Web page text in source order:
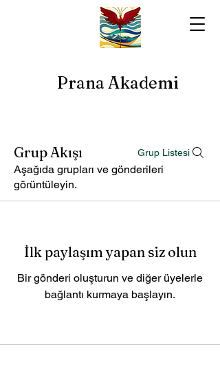
Prana Akademi
Grup Akışı Grup Listesi
Aşağıda grupları ve gönderileri
görüntüleyin.
İlk paylaşım yapan siz olun
Bir gönderi oluşturun ve diğer üyelerle
bağlantı kurmaya başlayın.